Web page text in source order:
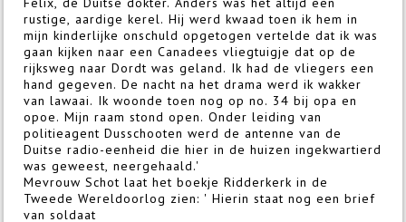
rustige, aardige kerel. Hij werd kwaad toen ik hem in
mijn kinderlijke onschuld opgetogen vertelde dat ik was
gaan kijken naar een Canadees vliegtuigje dat op de
rijksweg naar Dordt was geland. Ik had de vliegers een
hand gegeven. De nacht na het drama werd ik wakker
van lawaai. Ik woonde toen nog op no. 34 bij opa en
opoe. Mijn raam stond open. Onder leiding van
politieagent Dusschooten werd de antenne van de
Duitse radio-eenheid die hier in de huizen ingekwartierd
was geweest, neergehaald.'
Mevrouw Schot laat het boekje Ridderkerk in de
Tweede Wereldoorlog zien: ' Hierin staat nog een brief
van soldaat